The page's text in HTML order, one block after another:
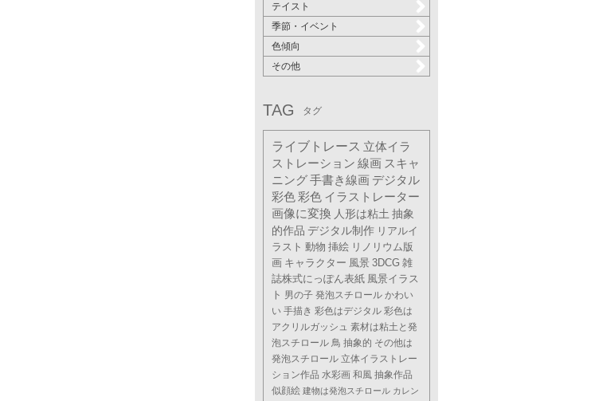
テイスト
季節・イベント
色傾向
その他
TAG タグ
ライブトレース 立体イラ
ストレーション 線画 スキャ
ニング手書き線画 デジタル
彩色彩色 イラストレーター
画像に変換 人形は粘土 抽象
的作品 デジタル制作 リアルイ
ラスト 動物 挿絵 リノリウム版
画 キャラクター 風景 3DCG 雑
誌株式にっぽん表紙 風景イラス
ト 男の子 発泡スチロール かわい
い 手描き 彩色はデジタル 彩色は
アクリルガッシュ 素材は粘土と発
泡スチロール 鳥 抽象的 その他は
発泡スチロール 立体イラストレー
ション作品 水彩画 和風 抽象作品
似顔絵 建物は発泡スチロール カレン